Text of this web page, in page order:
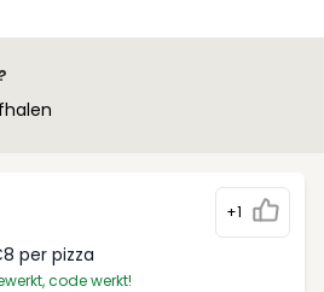
+1
per pizza
code werkt!